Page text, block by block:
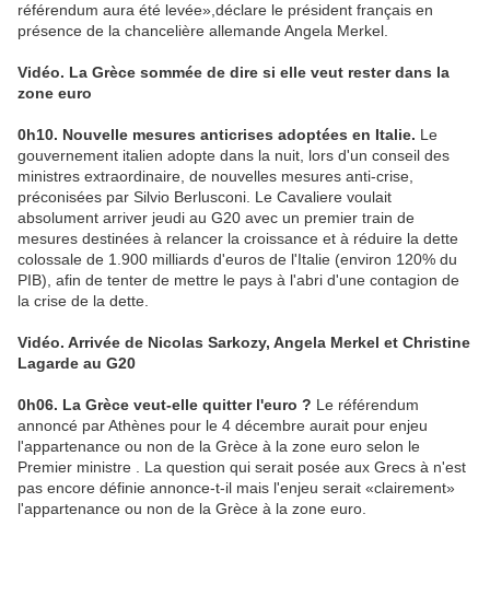
référendum aura été levée»,déclare le président français en
présence de la chancelière allemande Angela Merkel.
Vidéo. La Grèce sommée de dire si elle veut rester dans la
zone euro
0h10. Nouvelle mesures anticrises adoptées en Italie. Le
gouvernement italien adopte dans la nuit, lors d'un conseil des
ministres extraordinaire, de nouvelles mesures anti-crise,
préconisées par Silvio Berlusconi. Le Cavaliere voulait
absolument arriver jeudi au G20 avec un premier train de
mesures destinées à relancer la croissance et à réduire la dette
colossale de 1.900 milliards d'euros de l'Italie (environ 120% du
PIB), afin de tenter de mettre le pays à l'abri d'une contagion de
la crise de la dette.
Vidéo. Arrivée de Nicolas Sarkozy, Angela Merkel et Christine
Lagarde au G20
0h06. La Grèce veut-elle quitter l'euro ? Le référendum
annoncé par Athènes pour le 4 décembre aurait pour enjeu
l'appartenance ou non de la Grèce à la zone euro selon le
Premier ministre . La question qui serait posée aux Grecs à n'est
pas encore définie annonce-t-il mais l'enjeu serait «clairement»
l'appartenance ou non de la Grèce à la zone euro.